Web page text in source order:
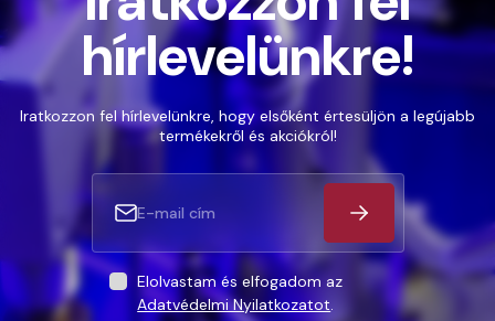
hírlevelünkre!
Iratkozzon fel hírlevelünkre, hogy elsőként értesüljön a legújabb
termékekről és akciókról!
Elolvastam és elfogadom az
Adatvédelmi Nyilatkozatot.